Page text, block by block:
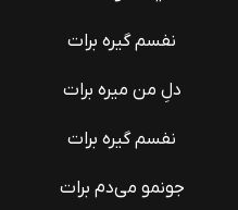
نفسم گیره برات
دلِ من میره برات
نفسم گیره برات
جونمو می‌دم برات